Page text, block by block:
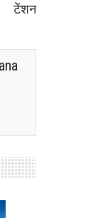
टेंशन